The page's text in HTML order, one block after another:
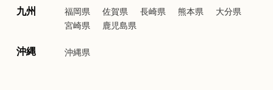
九州 福岡県 佐賀県 長崎県 熊本県
大分県
宮崎県
鹿児島県
沖縄 沖縄県